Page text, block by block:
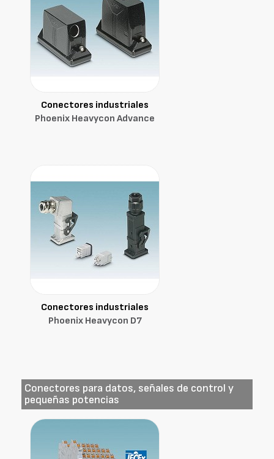
Conectores industriales
Phoenix Heavycon Advance
Conectores industriales
Phoenix Heavycon D7
Conectores para datos, señales de control y
pequeñas potencias